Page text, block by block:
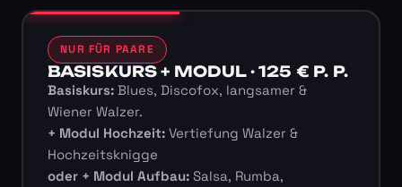
NUR FÜR PAARE
BASISKURS + MODUL · 125 € P. P.
Basiskurs:Blues, Discofox, langsamer &
Wiener Walzer.
+ Modul Hochzeit:Vertiefung Walzer &
Hochzeitsknigge
oder + Modul Aufbau:Salsa, Rumba,